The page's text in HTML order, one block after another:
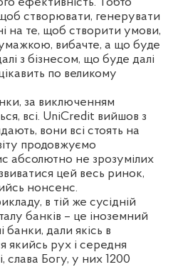
створювати, генерувати
на те, щоб створити умови,
вибачте, а що буде
з бізнесом, що буде далі
по великому
за виключенням
всі. UniCredit вийшов з
вони всі стоять на
продовжуємо
абсолютно не зрозумілих
цей весь ринок,
нонсенс.
в тій же сусідній
банків – це іноземний
банки, дали якісь в
якийсь рух і середня
слава Богу, у них 1200